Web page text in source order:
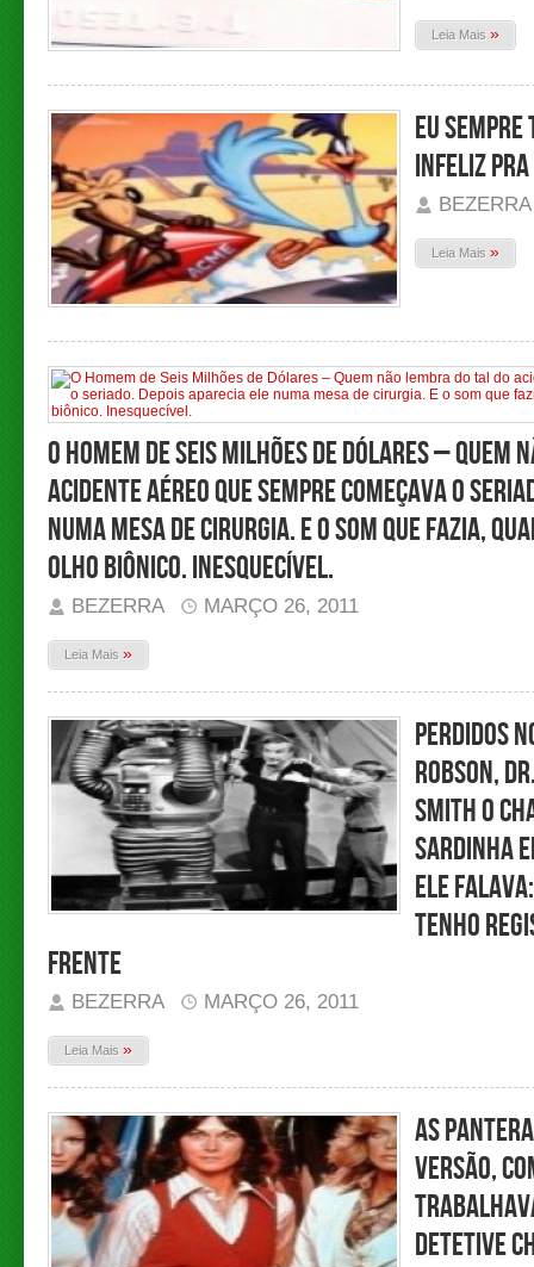
Leia Mais »
Eu
infeliz
BEZERRA
Leia Mais »
O Homem de Seis Milhões de Dólares –
acidente aéreo que sempre começava o
numa mesa de cirurgia. E o som que fazia,
olho biônico. Inesquecível.
BEZERRA MARÇO 26, 2011
Leia Mais »
Perdidos
Robson,
Smith o
sardinha
ele
tenho
frente
BEZERRA MARÇO 26, 2011
Leia Mais »
As
versão,
detetive